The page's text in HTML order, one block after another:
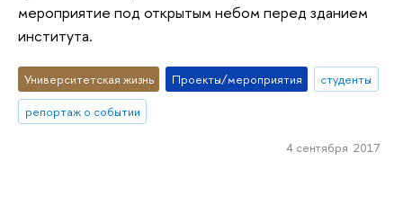
мероприятие под открытым небом перед зданием
института.
Университетская жизнь Проекты/мероприятия
студенты
репортаж о событии
4 сентября 2017